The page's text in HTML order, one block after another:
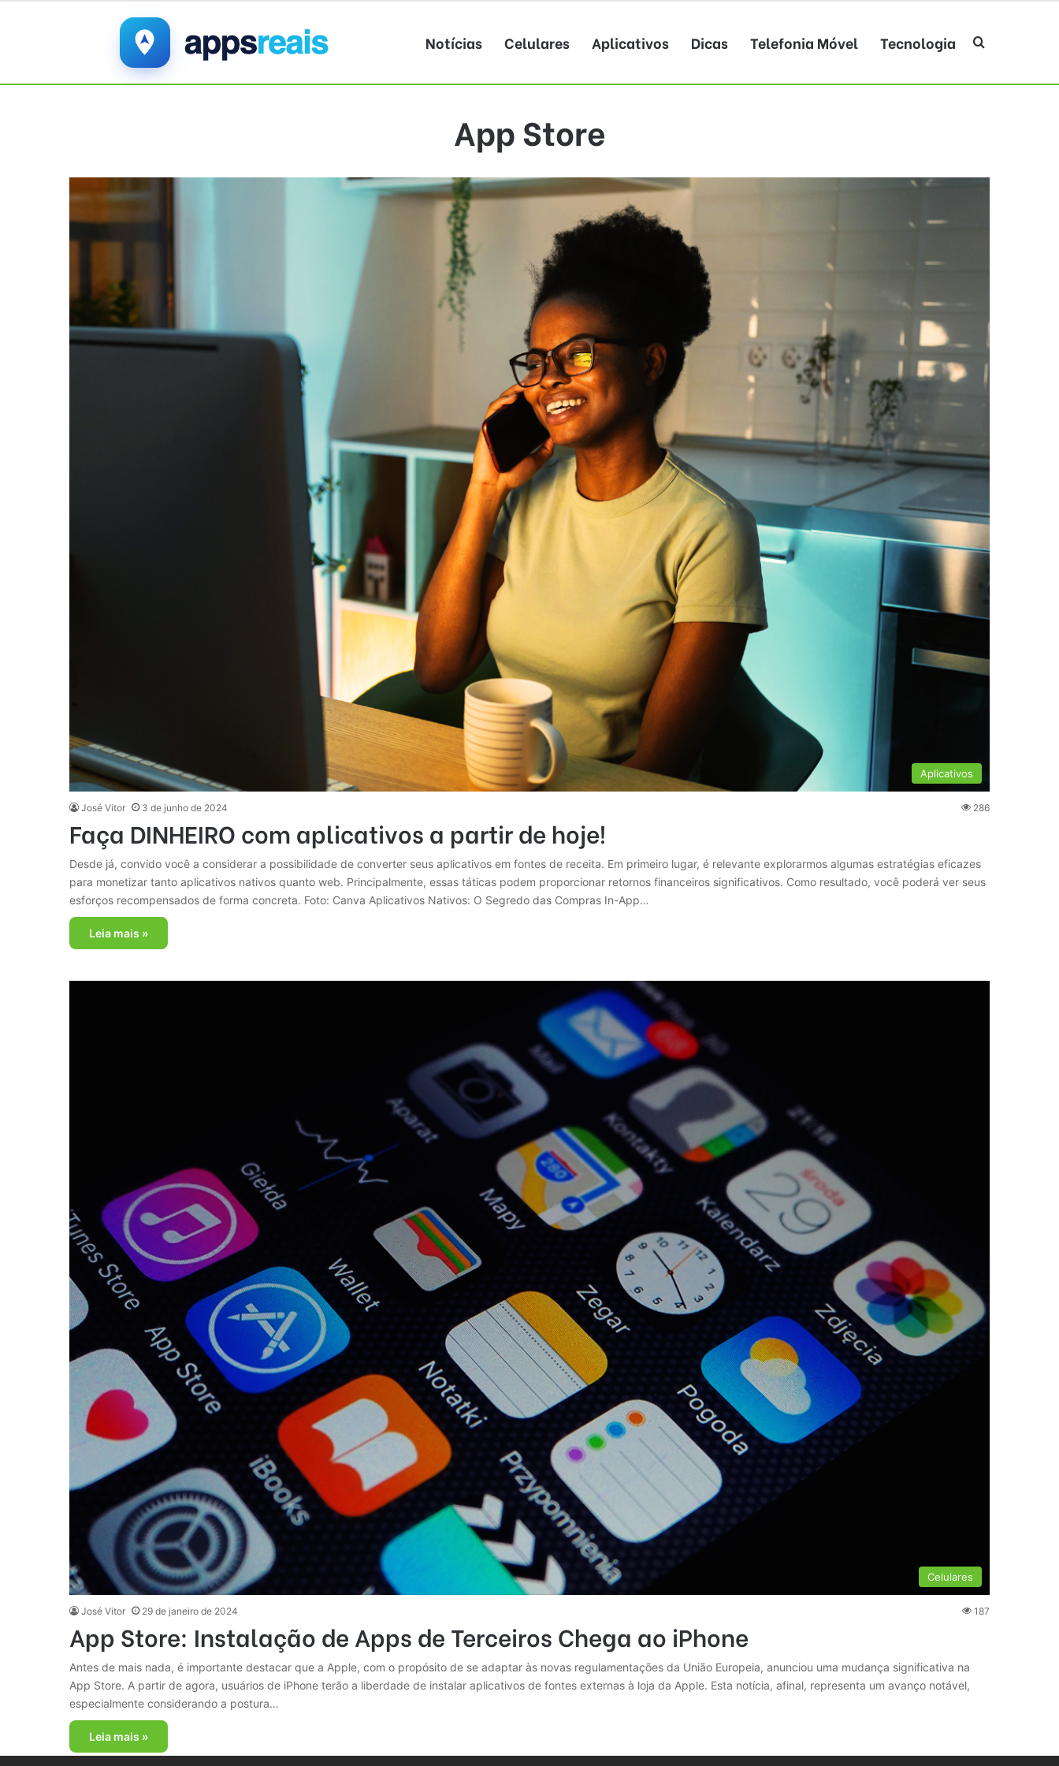
Notícias Celulares Aplicativos Dicas Telefonia Móvel Tecnologia Procurar por
App Store
Aplicativos
José Vitor 3 de junho de 2024 286
Faça DINHEIRO com aplicativos a partir de hoje!
Desde já, convido você a considerar a possibilidade de converter seus aplicativos em fontes de receita. Em primeiro lugar, é relevante explorarmos algumas estratégias eficazes
para monetizar tanto aplicativos nativos quanto web. Principalmente, essas táticas podem proporcionar retornos financeiros significativos. Como resultado, você poderá ver seus
esforços recompensados de forma concreta. Foto: Canva Aplicativos Nativos: O Segredo das Compras In-App…
Leia mais »
Celulares
José Vitor 29 de janeiro de 2024 187
App Store: Instalação de Apps de Terceiros Chega ao iPhone
Antes de mais nada, é importante destacar que a Apple, com o propósito de se adaptar às novas regulamentações da União Europeia, anunciou uma mudança significativa na
App Store. A partir de agora, usuários de iPhone terão a liberdade de instalar aplicativos de fontes externas à loja da Apple. Esta notícia, afinal, representa um avanço notável,
especialmente considerando a postura…
Leia mais »